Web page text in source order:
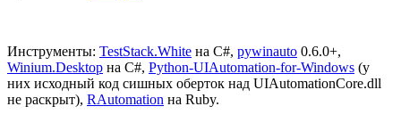
Инструменты: TestStack.White на C#, pywinauto 0.6.0+,
Winium.Desktop на C#, Python-UIAutomation-for-Windows (у
них исходный код сишных оберток над UIAutomationCore.dll
не раскрыт), RAutomation на Ruby.